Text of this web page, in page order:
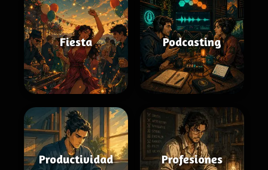
Fiesta Podcasting
Productividad Profesiones